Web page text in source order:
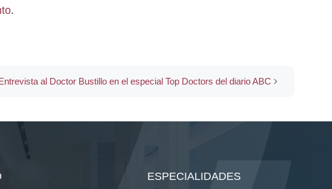
.
al Doctor Bustillo en el especial Top Doctors del diario ABC
ESPECIALIDADES